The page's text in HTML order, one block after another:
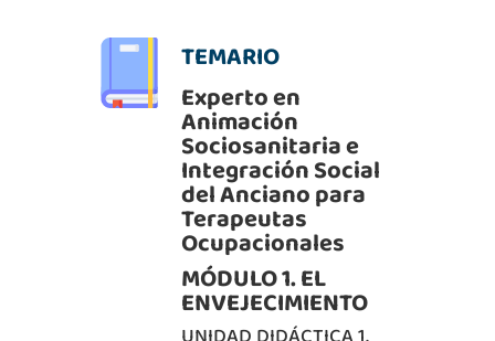
TEMARIO
Experto en
Animación
Sociosanitaria e
Integración Social
del Anciano para
Terapeutas
Ocupacionales
MÓDULO 1. EL
ENVEJECIMIENTO